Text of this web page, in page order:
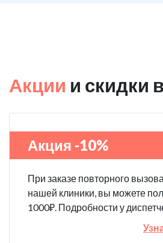
Акции и скидки
Акция -10%
При заказе повторного
нашей клиники, вы можете
1000₽. Подробности у